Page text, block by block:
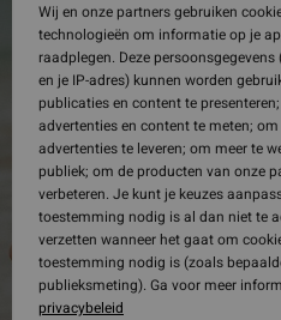
Wij en onze partners gebruiken
technologieën om informatie op je
raadplegen. Deze
en je IP-adres) kunnen worden
publicaties en content te
advertenties en content te meten;
advertenties te leveren; om meer te
publiek; om de producten van onze
verbeteren. Je kunt je keuzes
toestemming nodig is al dan niet te
verzetten wanneer het gaat om
toestemming nodig is (zoals
publieksmeting). Ga voor meer
privacybeleid